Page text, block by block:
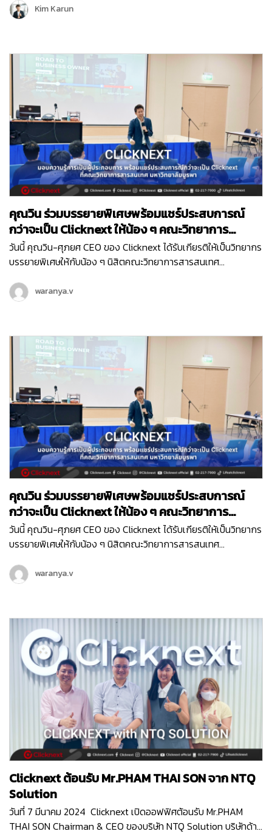
อัปเดตนวัตกรรมใหม่ๆ การนำเทคโนโลยีด้าน…
Kim Karun
คุณวิน ร่วมบรรยายพิเศษพร้อมแชร์ประสบการณ์
กว่าจะเป็น Clicknext ให้น้อง ๆ คณะวิทยาการ
สารสนเทศ ม.บูรพา
วันนี้ คุณวิน-ศุภยศ CEO ของ Clicknext ได้รับเกียรติให้เป็นวิทยากร
บรรยายพิเศษให้กับน้อง ๆ นิสิตคณะวิทยาการสารสนเทศ
Newly formed ventures, small to medium size growth-
oriented ventures…
waranya.v
คุณวิน ร่วมบรรยายพิเศษพร้อมแชร์ประสบการณ์
กว่าจะเป็น Clicknext ให้น้อง ๆ คณะวิทยาการ
สารสนเทศ ม.บูรพา
วันนี้ คุณวิน-ศุภยศ CEO ของ Clicknext ได้รับเกียรติให้เป็นวิทยากร
บรรยายพิเศษให้กับน้อง ๆ นิสิตคณะวิทยาการสารสนเทศ
Newly formed ventures, small to medium size growth-
oriented ventures and entrepreneurial ventures within
ดี ๆ ในโครงการแลกเปลี่ยนความรู้การเป็นผู้ประกอบการ เพื่อให้นิสิต
ได้มีทักษะและความรู้ที่จำเป็นในการประกอบธุรกิจจากผู้มี
ประสบการณ์โดยตรงค่ะ น้อง ๆ นิสิตที่เข้าร่วมในวันนี้ ก็ได้รับองค์
ความรู้ไปแบบจัดเต็ม ตั้งแต่เรื่องโครงสร้างธุรกิจ การทำธุรกิจต้อง
เริ่มยังไง พร้อมรับฟังการแชร์ประสบการณ์ตรงจากคุณวิน ถึงที่มา
ของการสร้าง Clicknext อีกด้วย
waranya.v
Clicknext ต้อนรับ Mr.PHAM THAI SON จาก NTQ
Solution
วันที่ 7 มีนาคม 2024 Clicknext เปิดออฟฟิศต้อนรับ Mr.PHAM
THAI SON Chairman & CEO ของบริษัท NTQ Solution บริษัทด้าน